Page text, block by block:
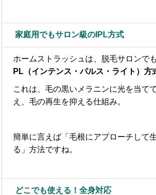
家庭用でもサロン級のIPL方式
ホームストラッシュは、脱毛サロンで
PL（インテンス・パルス・ライト）方
これは、毛の黒いメラニンに光を当て
え、毛の再生を抑える仕組み。
簡単に言えば「毛根にアプローチして
る」方法ですね。
どこでも使える！全身対応